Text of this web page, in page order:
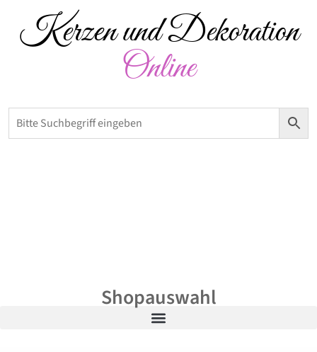
Kerzen und Dekoration
Online
Shopauswahl